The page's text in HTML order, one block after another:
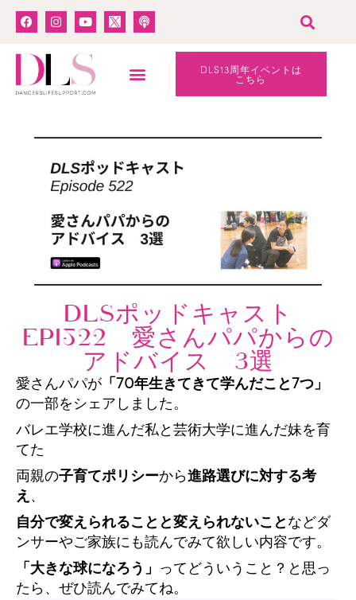
DLS13周年イベントは
こちら
DLSポッドキャスト
EPI522 愛さんパパからの
アドバイス 3選
愛さんパパが 「70年生きてきて学んだこと7つ」
の一部をシェアしました。
バレエ学校に進んだ私と芸術大学に進んだ妹を育
てた
両親の子育てポリシーから進路選びに対する考
え、
自分で変えられることと変えられないことなどダ
ンサーやご家族にも読んでみて欲しい内容です。
「大きな球になろう」 ってどういうこと？と思っ
たら、ぜひ読んでみてね。